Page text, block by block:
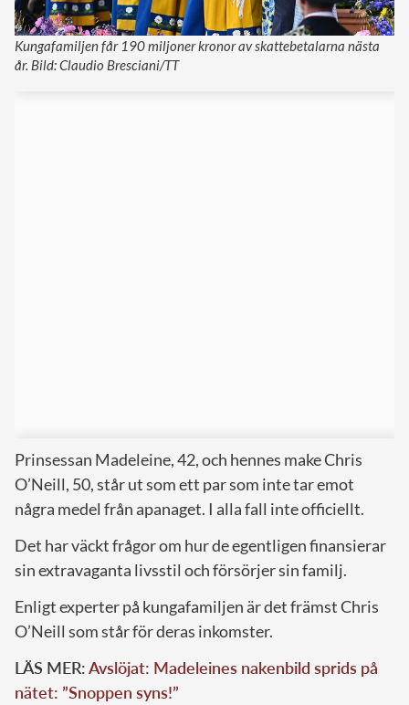
Kungafamiljen får 190 miljoner kronor av skattebetalarna nästa
år. Bild: Claudio Bresciani/TT
Prinsessan Madeleine, 42, och hennes make Chris
O’Neill, 50, står ut som ett par som inte tar emot
några medel från apanaget. I alla fall inte officiellt.
Det har väckt frågor om hur de egentligen finansierar
sin extravaganta livsstil och försörjer sin familj.
Enligt experter på kungafamiljen är det främst Chris
O’Neill som står för deras inkomster.
LÄS MER:Avslöjat: Madeleines nakenbild sprids på
nätet: ”Snoppen syns!”